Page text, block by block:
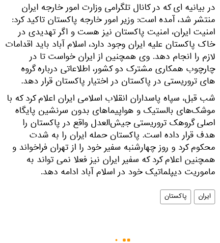
در بیانیه ای که در کانال تلگرامی وزارت امور خارجه ایران
منتشر شد، آمده است: وزیر امور خارجه پاکستان تاکید کرد:
امنیت ایران، امنیت پاکستان نیز هست و اگر تهدیدی در
خاک پاکستان علیه ایران وجود دارد، اسلام آباد باید اقدامات
لازم را انجام دهد. وی همچنین از ایران خواست تا در
چارچوب همکاری مشترک دو کشور، اطلاعاتی درباره گروه
های تروریستی در پاکستان در اختیار پاکستان قرار دهد.
شب قبل، سپاه پاسداران انقلاب اسلامی ایران اعلام کرد که با
موشک‌های بالستیک و هواپیماهای بدون سرنشین پایگاه
اصلی گروهک تروریستی جیش‌العدل واقع در پاکستان را
هدف قرار داده است. پاکستان حمله ایران را به شدت
محکوم کرد و روز چهارشنبه سفیر خود را از تهران فراخواند و
همچنین اعلام کرد که سفیر ایران نیز فعلا نمی تواند به
ماموریت دیپلماتیک خود در اسلام آباد ادامه دهد.
ایران پاکستان